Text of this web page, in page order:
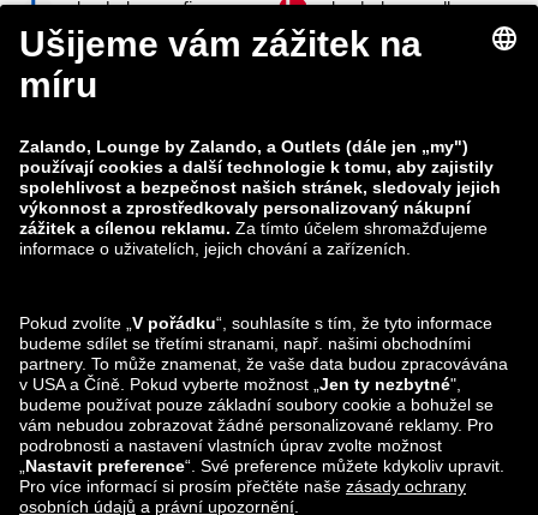
zalando-lounge.fi zalando-lounge.dk
zalando-lounge.co.uk zalando-lounge.pl
zalando-lounge.lt zalando-lounge.sk
zalando-lounge.ro zalando-lounge.hr
zalando-lounge.lu zalando-lounge.ee
zalando-lounge.lv zalando-lounge.no
Sledujte nás také
na